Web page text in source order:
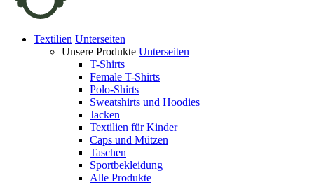
Textilien Unterseiten
Unsere Produkte Unterseiten
T-Shirts
Female T-Shirts
Polo-Shirts
Sweatshirts und Hoodies
Jacken
Textilien für Kinder
Caps und Mützen
Taschen
Sportbekleidung
Alle Produkte